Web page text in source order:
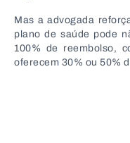
Mas a advogada
plano de saúde pode
100% de reembolso,
oferecem 30% ou 50%